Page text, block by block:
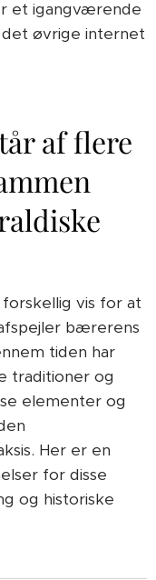
et igangværende
det øvrige internet
af flere
vis for at
bærerens
tiden har
traditioner og
elementer og
Her er en
for disse
og historiske